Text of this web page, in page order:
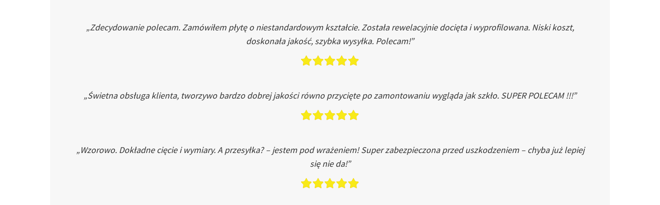
„Zdecydowanie polecam. Zamówiłem płytę o niestandardowym kształcie. Została rewelacyjnie docięta i wyprofilowana. Niski koszt,
doskonała jakość, szybka wysyłka. Polecam!”
„Świetna obsługa klienta, tworzywo bardzo dobrej jakości równo przycięte po zamontowaniu wygląda jak szkło. SUPER POLECAM !!!”
„Wzorowo. Dokładne cięcie i wymiary. A przesyłka? – jestem pod wrażeniem! Super zabezpieczona przed uszkodzeniem – chyba już lepiej
się nie da!”